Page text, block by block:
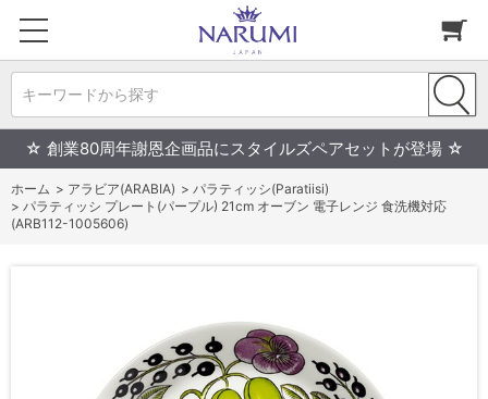
キーワードから探す
☆ 創業80周年謝恩企画品にスタイルズペアセットが登場 ☆
ホーム > アラビア(ARABIA) > パラティッシ(Paratiisi)
> パラティッシ プレート(パープル) 21cm オーブン 電子レンジ 食洗機対応
(ARB112-1005606)